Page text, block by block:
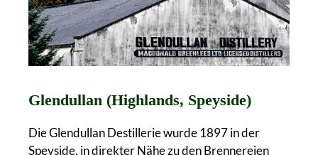
Glendullan (Highlands, Speyside)
Die Glendullan Destillerie wurde 1897 in der
Speyside, in direkter Nähe zu den Brennereien